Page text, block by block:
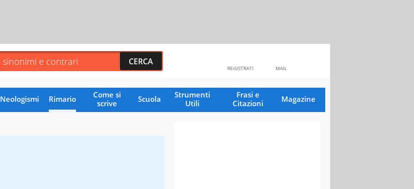
MAIL
REGISTRATI
Neologismi Rimario
Come si
scrive
Scuola
Strumenti
Utili
Frasi e
Citazioni
Magazine